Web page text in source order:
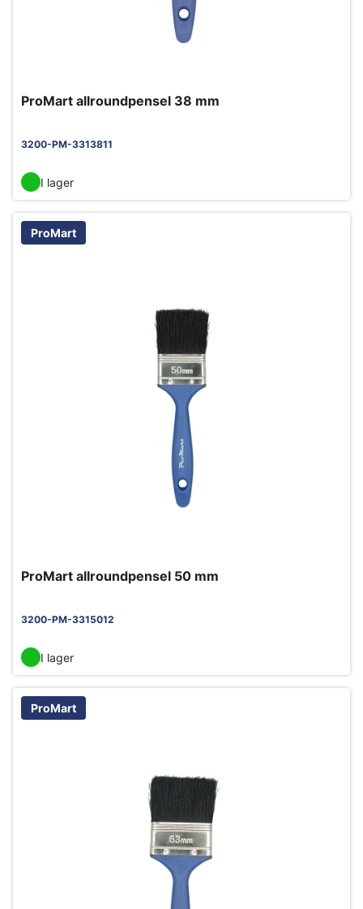
ProMart allroundpensel 38 mm
3200-PM-3313811
I lager
ProMart
ProMart allroundpensel 50 mm
3200-PM-3315012
I lager
ProMart